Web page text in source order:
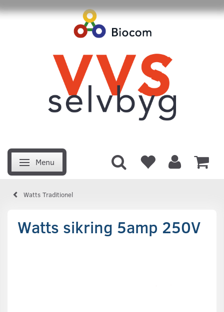
Skifte navigation
Menu
Watts Traditionel
Watts sikring 5amp 250V